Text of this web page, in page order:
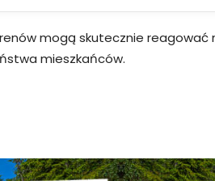
mogą skutecznie
mieszkańców.